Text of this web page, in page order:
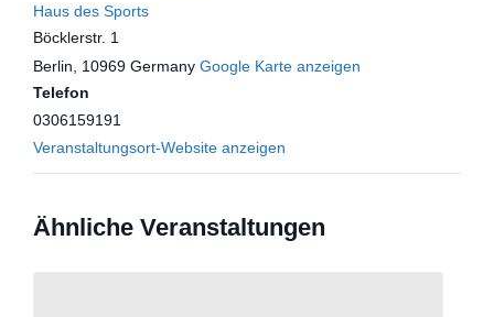
Haus des Sports
Böcklerstr. 1
Berlin
10969 Germany Google Karte anzeigen
Telefon
0306159191
Veranstaltungsort-Website anzeigen
Ähnliche Veranstaltungen